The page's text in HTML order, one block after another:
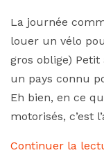
La journée
louer un vélo
gros oblige)
un pays connu
Eh bien, en ce
motorisés, c’est
Continuer la